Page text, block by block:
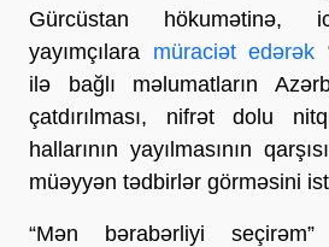
Gürcüstan
yayımçılara müraciət edərək
ilə bağlı məlumatların
çatdırılması, nifrət dolu
hallarının yayılmasının
müəyyən tədbirlər görməsini
“Mən bərabərliyi